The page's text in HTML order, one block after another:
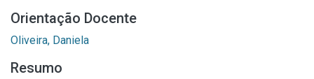
Orientação Docente
Oliveira, Daniela
Resumo